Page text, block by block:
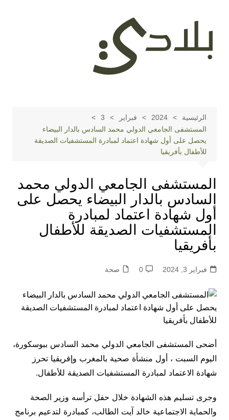
المحتوى
الرئيسية 2024 فبراير
3
المستشفى الجامعي الدولي محمد السادس بالدار البيضاء
يحصل على أول شهادة اعتماد لمبادرة المستشفيات الصديقة
للأطفال بأفريقيا
المستشفى الجامعي الدولي محمد
السادس بالدار البيضاء يحصل على
أول شهادة اعتماد لمبادرة
المستشفيات الصديقة للأطفال
بأفريقيا
فبراير 3, 2024 0 صحة
أضحى المستشفى الجامعي الدولي محمد السادس ببوسكورة،
اليوم السبت ، أول منشأة صحية بالمغرب وإفريقيا تحرز
شهادة الاعتماد لمبادرة المستشفيات الصديقة للأطفال.
وجرى تسليم هذه الشهادة خلال حفل ترأسه وزير الصحة
والحماية الاجتماعية خالد آيت الطالب، كمبادرة لتدعيم برنامج